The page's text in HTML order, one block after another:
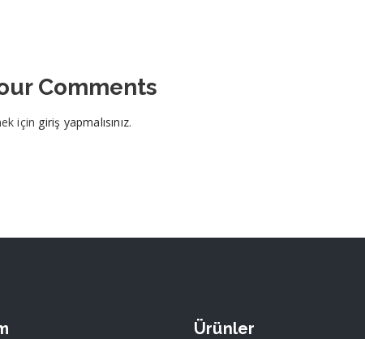
Comments
için giriş yapmalısınız.
Ürünler